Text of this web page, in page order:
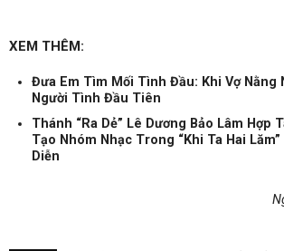
XEM THÊM:
Đưa Em Tìm Mối Tình Đầu: Khi Vợ Nằng
Người Tình Đầu Tiên
Thánh “Ra Dẻ” Lê Dương Bảo Lâm Hợp
Tạo Nhóm Nhạc Trong “Khi Ta Hai
Diễn